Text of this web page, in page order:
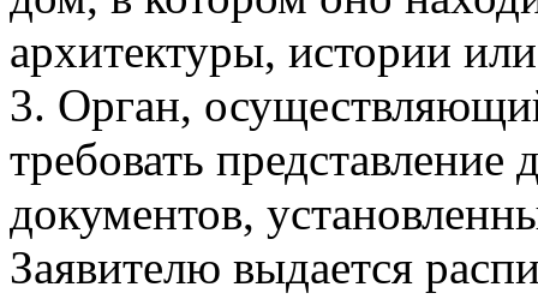
архитектуры, истории
3. Орган,
требовать
документов,
Заявителю выдается